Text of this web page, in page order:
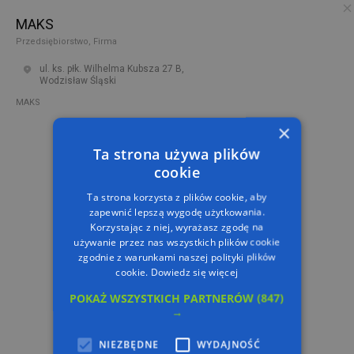
MAKS
Przedsiębiorstwo, Firma
ul. ks. płk. Wilhelma Kubsza 27 B,
Wodzisław Śląski
MAKS
×
Ta strona używa plików
cookie
Ta strona korzysta z plików cookie, aby
zapewnić lepszą wygodę użytkowania.
Korzystając z niej, wyrażasz zgodę na
używanie przez nas wszystkich plików cookie
zgodnie z warunkami naszej polityki plików
cookie. Dowiedz się więcej
POKAŻ WSZYSTKICH PARTNERÓW(847)
→
NIEZBĘDNE WYDAJNOŚĆ